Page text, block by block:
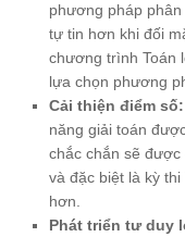
phương pháp
tự tin hơn khi đối
chương trình Toán
lựa chọn phương
Cải thiện điểm số:
năng giải toán
chắc chắn sẽ được
và đặc biệt là kỳ
hơn.
Phát triển tư duy